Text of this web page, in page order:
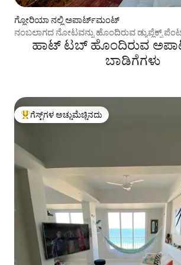
ಗ್ಲೋರಿಯಾ ನಲ್ಲಿ ಅಪಾರ್ಟ್‌ಮಂಟ್
ನಂಬಲಾಗದ ನೋಟವನ್ನು ಹೊಂದಿರುವ ಡ್ಯುಪ್ಲೆಕ್ಸ್
ಹಾಟ್ ಟಬ್ ಹೊಂದಿರುವ
ಬಾಡಿಗೆಗಳು
ಗೆಸ್ಟ್‌ಗಳಿಗೆ ಅತಿ ಹೆಚ್ಚು ಅಚ್ಚುಮೆಚ್ಚಿನದು
ಗೆಸ್ಟ್‌ಗಳ ಅಚ್ಚುಮೆಚ್ಚಿನದು